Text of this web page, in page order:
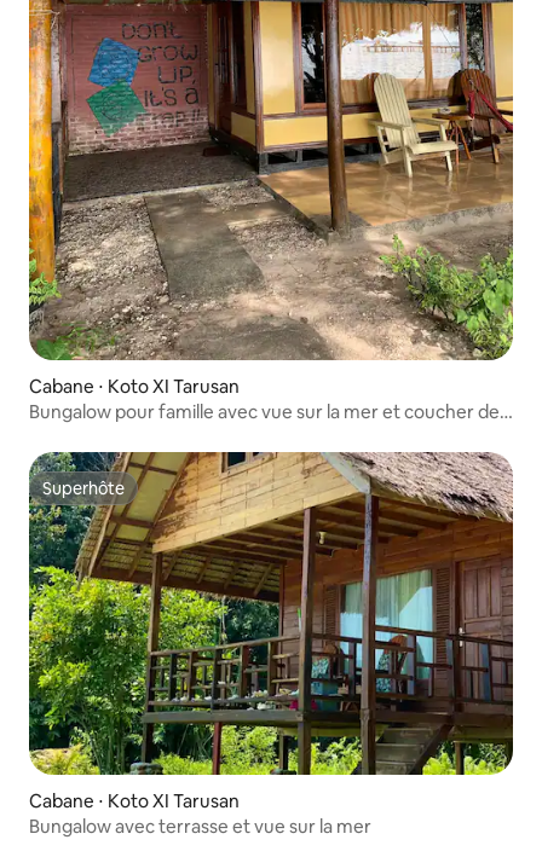
Cabane ⋅ Koto XI Tarusan
Bungalow pour famille avec vue sur la mer et coucher de
Superhôte
Superhôte
Cabane ⋅ Koto XI Tarusan
Bungalow avec terrasse et vue sur la mer